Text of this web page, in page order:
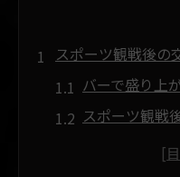
スポーツ観戦後の
バーで盛り上
スポーツ観戦
札幌のバーは